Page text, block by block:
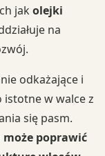
jak olejki
na
odkażające i
istotne w walce z
się pasm.
poprawić